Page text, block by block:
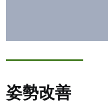
姿勢改善